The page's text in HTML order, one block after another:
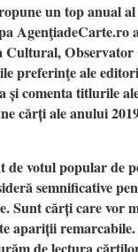
un top anual
AgenţiadeCarte.ro
Cultural,
preferinţe ale
comenta titlurile
cărți ale anului
de votul popular de
semnificative
Sunt cărți care vor
apariții